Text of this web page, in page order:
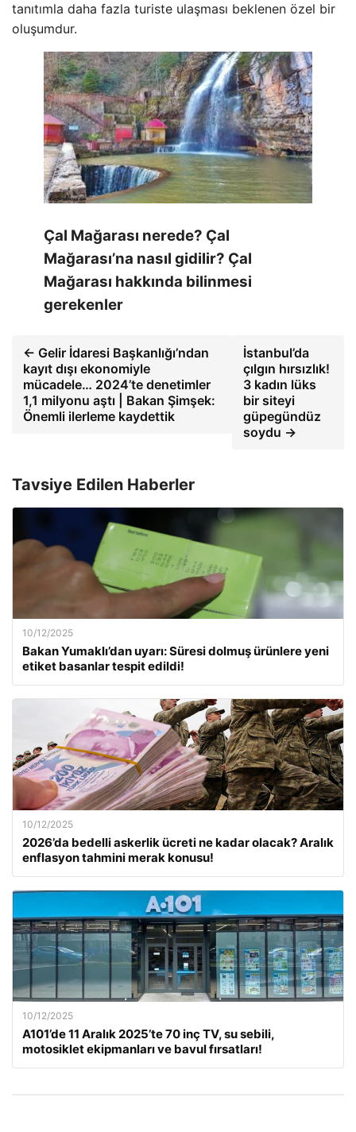
tanıtımla daha fazla turiste ulaşması beklenen özel bir
oluşumdur.
Çal Mağarası nerede? Çal
Mağarası’na nasıl gidilir? Çal
Mağarası hakkında bilinmesi
gerekenler
← Gelir İdaresi Başkanlığı’ndan
kayıt dışı ekonomiyle
mücadele… 2024’te denetimler
1,1 milyonu aştı | Bakan Şimşek:
Önemli ilerleme kaydettik
İstanbul’da
çılgın hırsızlık!
3 kadın lüks
bir siteyi
güpegündüz
soydu →
Tavsiye Edilen Haberler
10/12/2025
Bakan Yumaklı’dan uyarı: Süresi dolmuş ürünlere yeni
etiket basanlar tespit edildi!
10/12/2025
2026’da bedelli askerlik ücreti ne kadar olacak? Aralık
enflasyon tahmini merak konusu!
10/12/2025
A101’de 11 Aralık 2025’te 70 inç TV, su sebili,
motosiklet ekipmanları ve bavul fırsatları!